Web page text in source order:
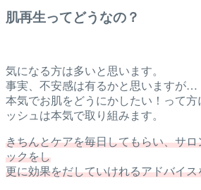
肌再生ってどうなの？
気になる方は多いと思います。
事実、不安感は有るかと思いますが…
本気でお肌をどうにかしたい！って
ッシュは本気で取り組みます。
きちんとケアを毎日してもらい、サ
ックをし
更に効果をだしていけれるアドバイス